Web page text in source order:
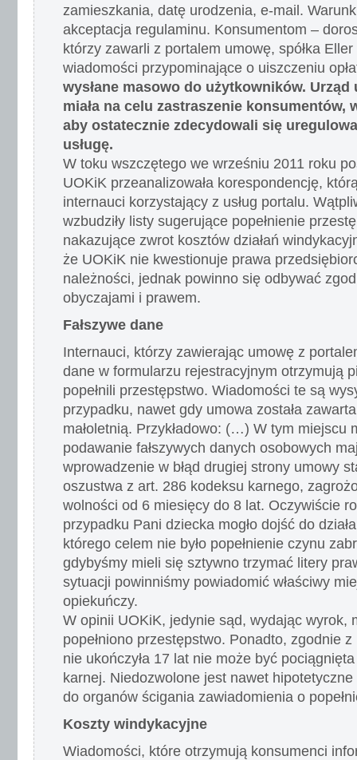
zamieszkania, datę urodzenia, e-mail.
akceptacja regulaminu. Konsumentom –
którzy zawarli z portalem umowę, spółka Eller
wiadomości przypominające o uiszczeniu
wysłane masowo do użytkowników. Urząd
miała na celu zastraszenie konsumentów,
aby ostatecznie zdecydowali się
usługę.
W toku wszczętego we wrześniu 2011 roku
UOKiK przeanalizowała korespondencję,
internauci korzystający z usług portalu.
wzbudziły listy sugerujące popełnienie
nakazujące zwrot kosztów działań
że UOKiK nie kwestionuje prawa
należności, jednak powinno się odbywać
obyczajami i prawem.
Fałszywe dane
Internauci, którzy zawierając umowę z
dane w formularzu rejestracyjnym otrzymują
popełnili przestępstwo. Wiadomości te są
przypadku, nawet gdy umowa została
małoletnią. Przykładowo: (…) W tym miejscu
podawanie fałszywych danych osobowych
wprowadzenie w błąd drugiej strony umowy
oszustwa z art. 286 kodeksu karnego,
wolności od 6 miesięcy do 8 lat. Oczywiście
przypadku Pani dziecka mogło dojść do
którego celem nie było popełnienie czynu
gdybyśmy mieli się sztywno trzymać litery
sytuacji powinniśmy powiadomić właściwy
opiekuńczy.
W opinii UOKiK, jedynie sąd, wydając wyrok,
popełniono przestępstwo. Ponadto, zgodnie
nie ukończyła 17 lat nie może być
karnej. Niedozwolone jest nawet hipotetyczne
do organów ścigania zawiadomienia o
Koszty windykacyjne
Wiadomości, które otrzymują konsumenci